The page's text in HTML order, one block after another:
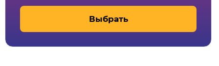
Выбрать